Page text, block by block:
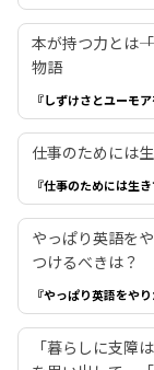
本が持つ力とは
物語
『しずけさとユーモア
仕事のためには
『仕事のためには生き
やっぱり英語を
つけるべきは？
『やっぱり英語をやり
「暮らしに支障